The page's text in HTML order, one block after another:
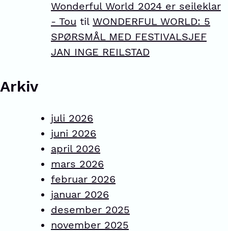
Wonderful World 2024 er seileklar
- Tou til WONDERFUL WORLD: 5
SPØRSMÅL MED FESTIVALSJEF
JAN INGE REILSTAD
Arkiv
juli 2026
juni 2026
april 2026
mars 2026
februar 2026
januar 2026
desember 2025
november 2025